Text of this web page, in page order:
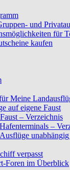
und
für
kaufen
Meine
auf eigene Faust
– Verzeichnis
–
verpasst
Foren im Überblick